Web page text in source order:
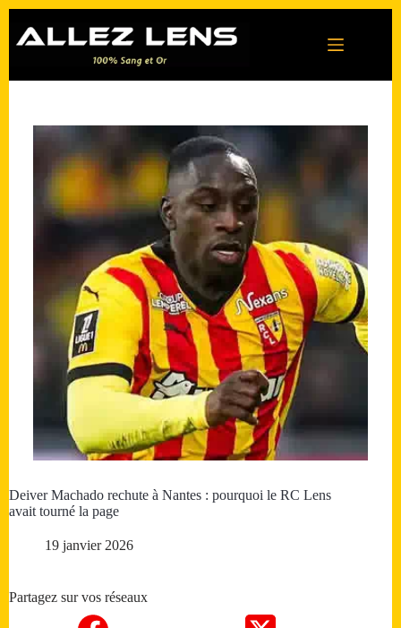
contenu
Deiver Machado rechute à Nantes : pourquoi le RC Lens
avait tourné la page
19 janvier 2026
Partagez sur vos réseaux